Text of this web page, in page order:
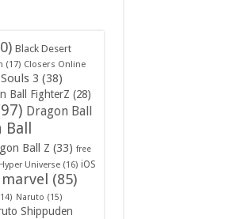
Black Desert
(17) Closers Online
3 (38)
Ball FighterZ (28)
Dragon Ball
Ball Z (33) free
Hyper Universe(16) iOS
marvel (85)
Naruto (15)
Shippuden